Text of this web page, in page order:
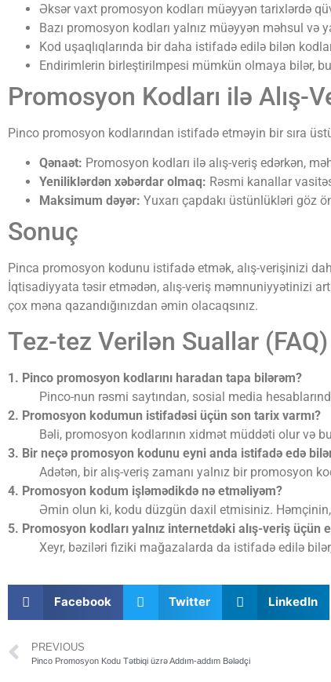
Əksər vaxt promosyon kodları müəyyən tarixlərdə
Bazı promosyon kodları yalnız müəyyən məhsul və
Kod uşaqlıqlarında bir daha istifadə edilə bilən
Endirimlerin birleştirilmpesi mümkün olmaya bilər,
Promosyon Kodları ilə Alış-
Pinco promosyon kodlarından istifadə etməyin bir sıra
Qənaət: Promosyon kodları ilə alış-veriş edərkən,
Yeniliklərdən xəbərdar olmaq: Rəsmi kanallar
Maksimum dəyər: Yuxarı çapdakı üstünlükləri göz
Sonuç
Pinca promosyon kodunu istifadə etmək, alış-verişinizi
İqtisadiyyata təsir etmədən, alış-veriş məmnuniyyətinizi
çox məna qazandığınızdan əmin olacaqsınız.
Tez-tez Verilən Suallar (FAQ)
1. Pinco promosyon kodlarını haradan tapa bilərəm?
Pinco-nun rəsmi saytından, sosial media
2. Promosyon kodumun istifadəsi üçün son tarix varmı?
Bəli, promosyon kodlarının xidmət müddəti olur və
3. Bir neçə promosyon kodunu eyni anda istifadə edə
Adətən, bir alış-veriş zamanı yalnız bir promosyon
4. Promosyon kodum işləmədikdə nə etməliyəm?
Əmin olun ki, kodu düzgün daxil etmisiniz.
5. Promosyon kodları yalnız internetdəki alış-veriş üçün
Xeyr, bəziləri fiziki mağazalarda da istifadə edilə
Facebook Twitter LinkedIn
PREVIOUS
Pinco Promosyon Kodu Tətbiqi üzrə Addım-addım Bələdçi